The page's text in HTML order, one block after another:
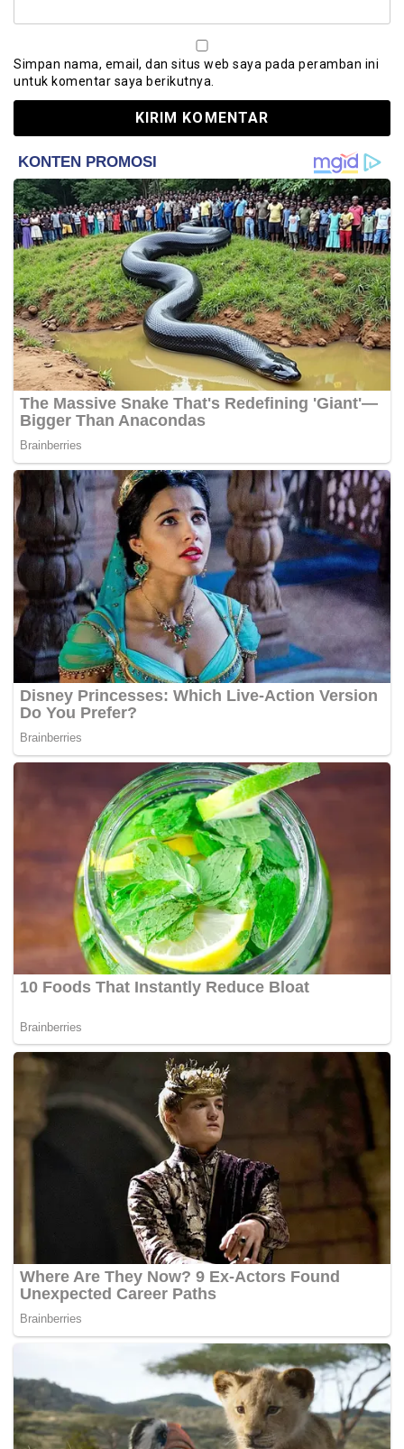
Simpan nama, email, dan situs web saya pada peramban ini
untuk komentar saya berikutnya.